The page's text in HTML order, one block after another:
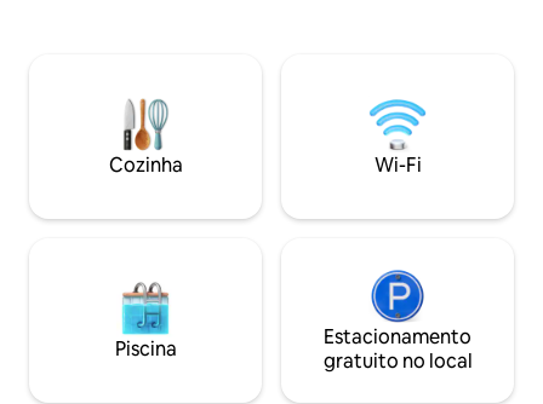
mais alta qualidade 5000 ienes Pequeno-
almoço Lanche Tonosama Iwa Nori
pagas em dinheiro no local. Se desejar,
terminal de ferries. 10 minutos de carro
até Omazaki. Nas proximidades Oma
Kaikyo Health Center, Yoro Center e
duas instalações balneares A 5 minutos
atmosfera do
padrão "Shippo",
tradicional do
novo marco e
pode desfrutar
Gabinete do
design espacial
Cozinha Wi-Fi
Piscina
Estacionamento
gratuito no local